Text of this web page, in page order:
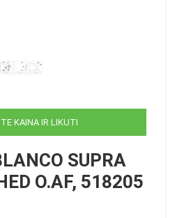
KAINA IR LIKUTI
SUPRA
O.AF, 518205